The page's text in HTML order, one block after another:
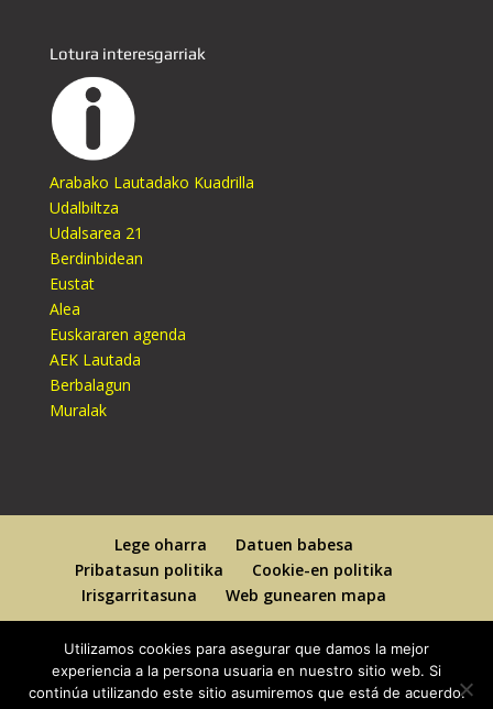
Lotura interesgarriak
Arabako Lautadako Kuadrilla
Udalbiltza
Udalsarea 21
Berdinbidean
Eustat
Alea
Euskararen agenda
AEK Lautada
Berbalagun
Muralak
Lege oharra
Datuen babesa
Pribatasun politika
Cookie-en politika
Irisgarritasuna
Web gunearen mapa
Designed ByElegant Themes| Powered By
Utilizamos cookies para asegurar que damos la mejor
experiencia a la persona usuaria en nuestro sitio web. Si
continúa utilizando este sitio asumiremos que está de acuerdo.